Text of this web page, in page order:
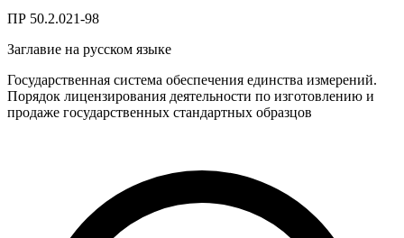
ПР 50.2.021-98
Заглавие на русском языке
Государственная система обеспечения единства измерений.
Порядок лицензирования деятельности по изготовлению и
продаже государственных стандартных образцов